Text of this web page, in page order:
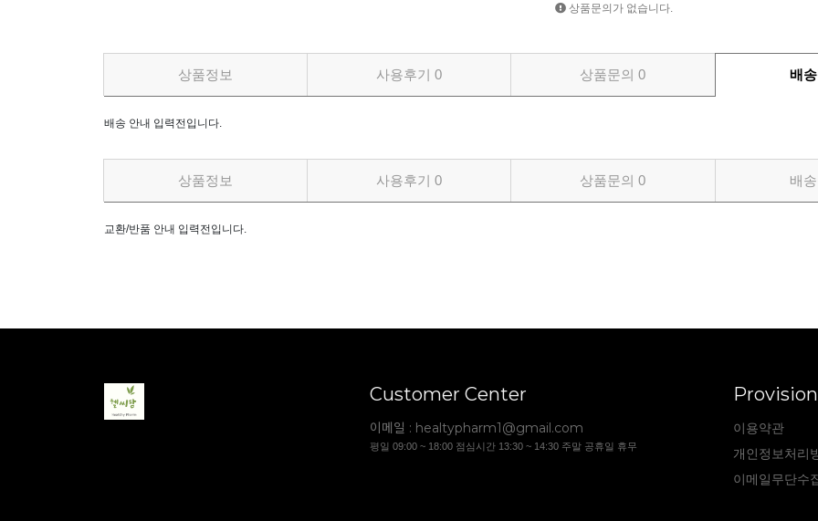
상품문의가 없습니다.
상품정보 사용후기0 상품문의0 배
배송 안내 입력전입니다.
상품정보 사용후기0 상품문의0 배
교환/반품 안내 입력전입니다.
Customer Center
이메일 : healtypharm1@gmail.com
평일 09:00 ~ 18:00 점심시간 13:30 ~ 14:30 주말 공휴일 휴무
Provision
이용약관
개인정보처리
이메일무단수